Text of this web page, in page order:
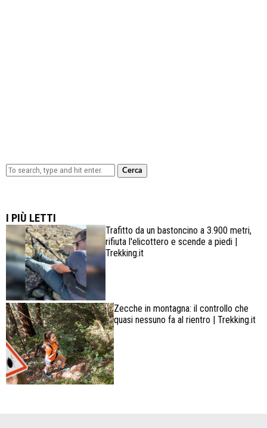
Cerca
I PIÙ LETTI
Trafitto da un bastoncino a 3.900 metri,
rifiuta l'elicottero e scende a piedi |
Trekking.it
Zecche in montagna: il controllo che
quasi nessuno fa al rientro | Trekking.it